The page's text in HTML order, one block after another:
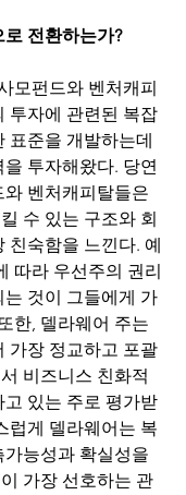
전환하는가?
모펀드와 벤처캐피
투자에 관련된 복잡
표준을 개발하는데
투자해왔다. 당연
벤처캐피탈들은
수 있는 구조와 회
친숙함을 느낀다. 예
따라 우선주의 권리
것이 그들에게 가
한, 델라웨어 주는
가장 정교하고 포괄
비즈니스 친화적
있는 주로 평가받
럽게 델라웨어는 복
능성과 확실성을
가장 선호하는 관